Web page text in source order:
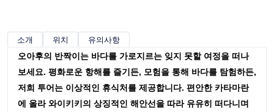
소개 위치
유의사항
오아후의 반짝이는 바다를 가로지르는 잊지 못할 여정을 떠나
보세요. 평화로운 항해를 즐기든, 모험을 통해 바다를 탐험하든,
저희 투어는 이상적인 휴식처를 제공합니다. 편안한 카타마란
에 올라 와이키키의 상징적인 해안선을 따라 유유히 떠다니며